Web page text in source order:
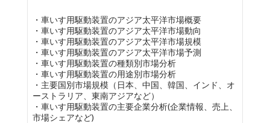
・車いす用駆動装置のアジア太平洋市場概要
・車いす用駆動装置のアジア太平洋市場動向
・車いす用駆動装置のアジア太平洋市場規模
・車いす用駆動装置のアジア太平洋市場予測
・車いす用駆動装置の種類別市場分析
・車いす用駆動装置の用途別市場分析
・主要国別市場規模（日本、中国、韓国、インド、オ
ーストラリア、東南アジアなど）
・車いす用駆動装置の主要企業分析(企業情報、売上、
市場シェアなど)